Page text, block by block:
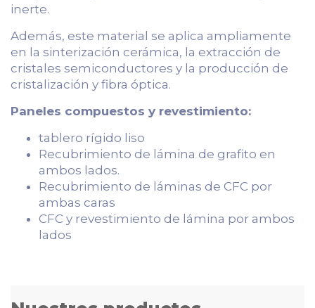
inerte.
Además, este material se aplica ampliamente
en la sinterización cerámica, la extracción de
cristales semiconductores y la producción de
cristalización y fibra óptica.
Paneles compuestos y revestimiento:
tablero rígido liso
Recubrimiento de lámina de grafito en
ambos lados.
Recubrimiento de láminas de CFC por
ambas caras
CFC y revestimiento de lámina por ambos
lados